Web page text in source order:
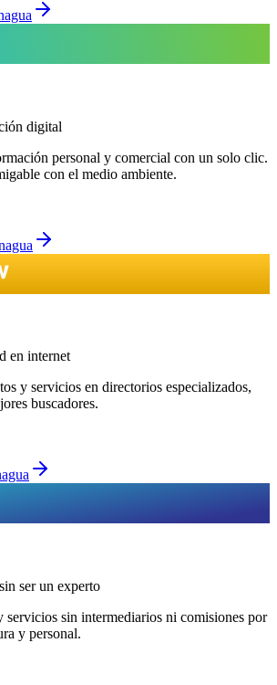
digital
personal y comercial con un solo clic.
con el medio ambiente.
en internet
y servicios en directorios especializados,
buscadores.
ser un experto
servicios sin intermediarios ni comisiones por
y personal.